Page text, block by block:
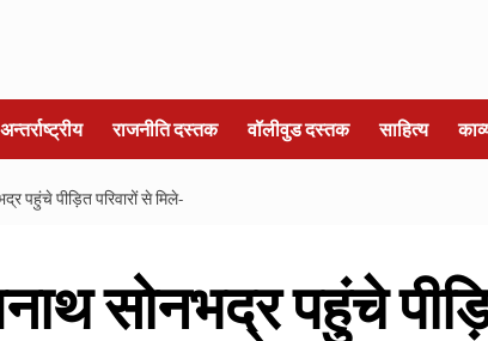
अन्तर्राष्ट्रीय राजनीति दस्तक वॉलीवुड दस्तक साहित्य
पहुंचे पीड़ित परिवारों से मिले-
सोनभद्र पहुंचे